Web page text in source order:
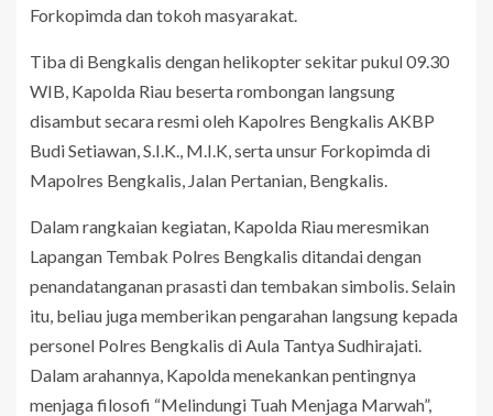
Forkopimda dan tokoh masyarakat.
Tiba di Bengkalis dengan helikopter sekitar pukul 09.30
WIB, Kapolda Riau beserta rombongan langsung
disambut secara resmi oleh Kapolres Bengkalis AKBP
Budi Setiawan, S.I.K., M.I.K, serta unsur Forkopimda di
Mapolres Bengkalis, Jalan Pertanian, Bengkalis.
Dalam rangkaian kegiatan, Kapolda Riau meresmikan
Lapangan Tembak Polres Bengkalis ditandai dengan
penandatanganan prasasti dan tembakan simbolis. Selain
itu, beliau juga memberikan pengarahan langsung kepada
personel Polres Bengkalis di Aula Tantya Sudhirajati.
Dalam arahannya, Kapolda menekankan pentingnya
menjaga filosofi “Melindungi Tuah Menjaga Marwah”,